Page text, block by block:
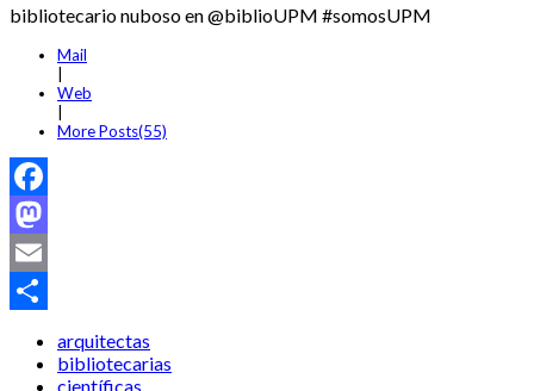
bibliotecario nuboso en @biblioUPM #somosUPM
Mail
Web
More Posts(55)
Facebook
Mastodon
Email
arquitectas
bibliotecarias
científicas